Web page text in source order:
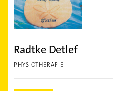
Radtke Detlef
PHYSIOTHERAPIE